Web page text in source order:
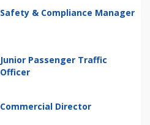
Safety & Compliance Manager
Junior Passenger Traffic
Officer
Commercial Director